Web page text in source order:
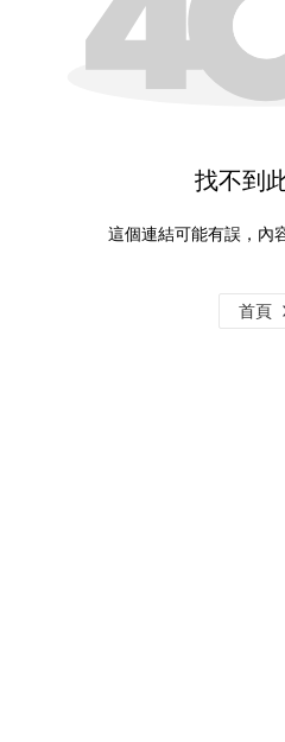
找不到
這個連結可能有誤，內
首頁